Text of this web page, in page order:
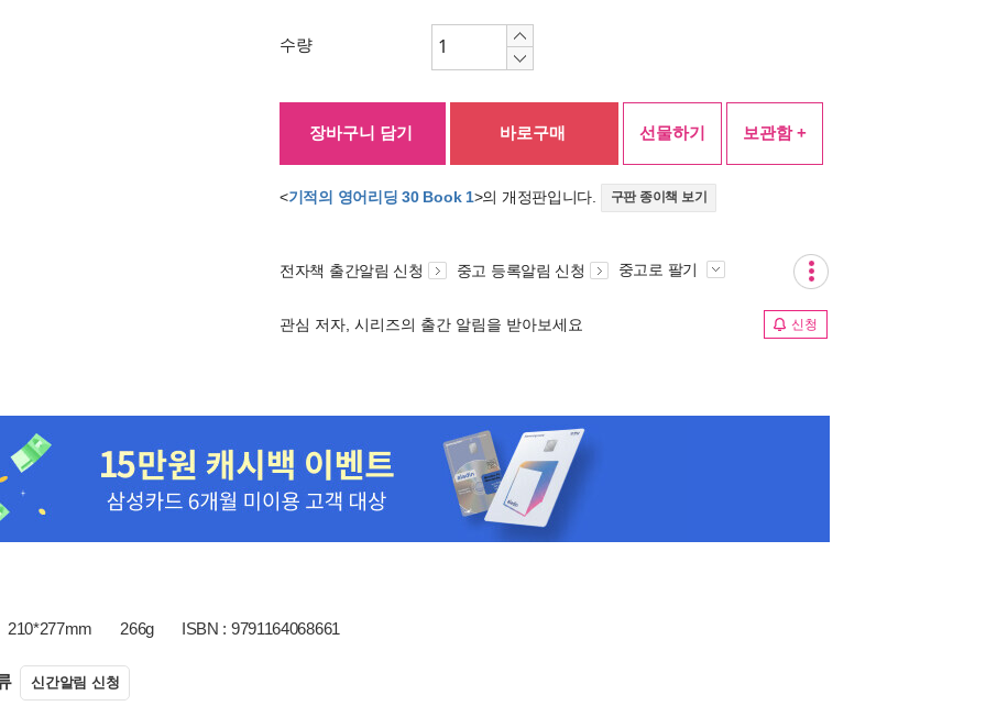
수량
장바구니 담기 바로구매 선물하기 보관함 +
<기적의 영어리딩 30 Book 1>의 개정판입니다. 구판 종이책 보기
전자책 출간알림 신청 중고 등록알림 신청 중고로 팔기
관심 저자, 시리즈의 출간 알림을 받아보세요 신청
210*277mm 266g ISBN : 9791164068661
신간알림 신청